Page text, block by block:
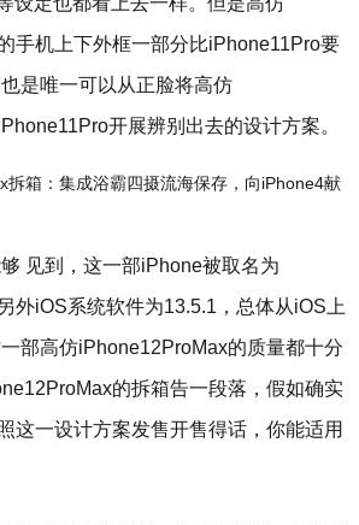
手机上下外框一部分比iPhone11Pro要
是唯一可以从正脸将高仿
开展辨别出去的设计方案。
见到，这一部iPhone被取名为
外iOS系统软件为13.5.1，总体从iOS上
部高仿iPhone12ProMax的质量都十分
的拆箱告一段落，假如确实
这一设计方案发售开售得话，你能适用